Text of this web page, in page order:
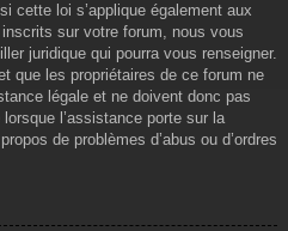
cette loi s’applique également aux
sur votre forum, nous vous
juridique qui pourra vous renseigner.
que les propriétaires de ce forum ne
légale et ne doivent donc pas
l’assistance porte sur la
de problèmes d’abus ou d’ordres